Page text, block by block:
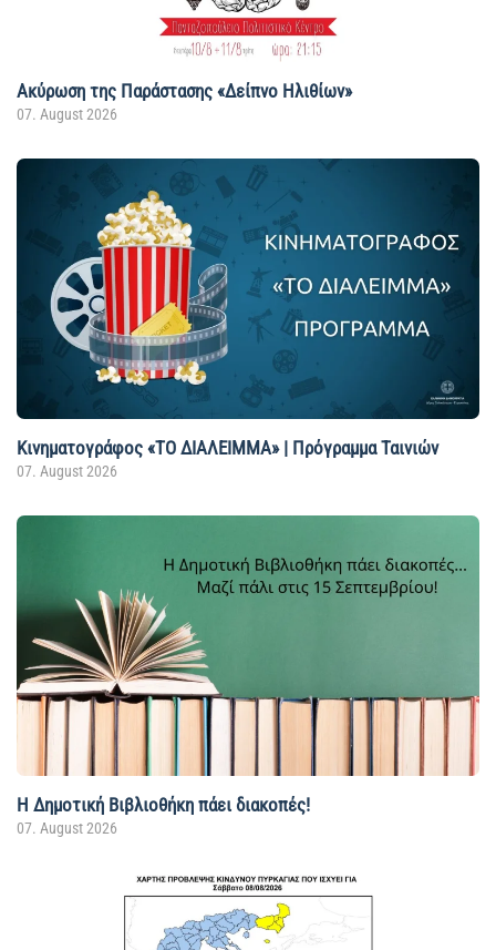
Ακύρωση της Παράστασης «Δείπνο Ηλιθίων»
07. August 2026
Κινηματογράφος «ΤΟ ΔΙΑΛΕΙΜΜΑ» | Πρόγραμμα Ταινιών
07. August 2026
Η Δημοτική Βιβλιοθήκη πάει διακοπές!
07. August 2026